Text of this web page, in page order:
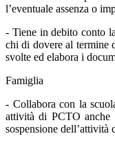
l’eventuale assenza o
- Tiene in debito conto
chi di dovere al termine
svolte ed elabora i
Famiglia
- Collabora con la
attività di PCTO
sospensione dell’attività